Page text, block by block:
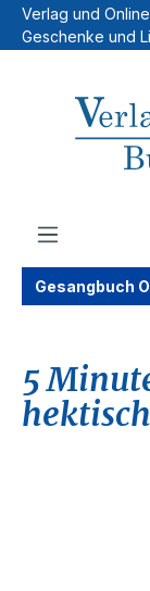
Zum Hauptinhalt
Verlag und
Geschenke und
Gesangbuch
5